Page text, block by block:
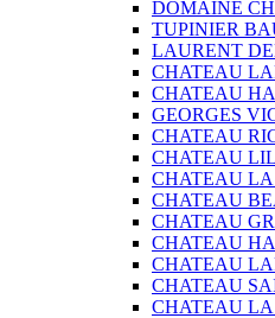
DOMAINE
TUPINIER
LAURENT
CHATEAU
CHATEAU
GEORGES
CHATEAU
CHATEAU
CHATEAU
CHATEAU
CHATEAU
CHATEAU
CHATEAU
CHATEAU
CHATEAU